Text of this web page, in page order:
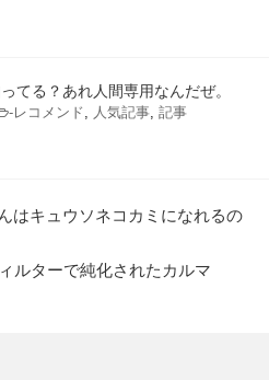
てる？あれ人間専用なんだぜ。
-レコメンド, 人気記事, 記事
はキュウソネコカミになれるの
ルターで純化されたカルマ